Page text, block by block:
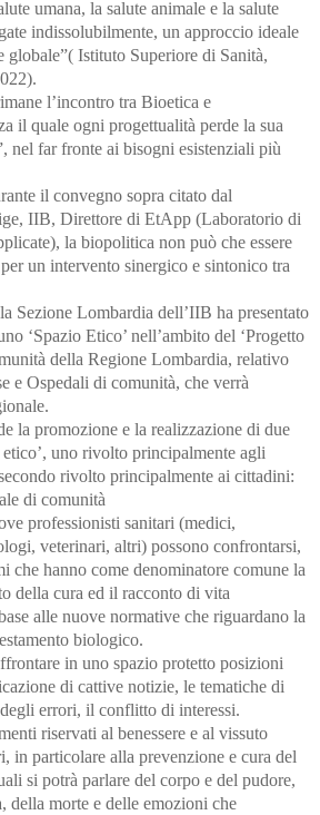
umana, la salute animale e la salute
indissolubilmente, un approccio ideale
globale”( Istituto Superiore di Sanità,
l’incontro tra Bioetica e
il quale ogni progettualità perde la sua
nel far fronte ai bisogni esistenziali più
il convegno sopra citato dal
IIB, Direttore di EtApp (Laboratorio di
la biopolitica non può che essere
un intervento sinergico e sintonico tra
Sezione Lombardia dell’IIB ha presentato
‘Spazio Etico’ nell’ambito del ‘Progetto
della Regione Lombardia, relativo
e Ospedali di comunità, che verrà
la promozione e la realizzazione di due
uno rivolto principalmente agli
rivolto principalmente ai cittadini:
di comunità
professionisti sanitari (medici,
veterinari, altri) possono confrontarsi,
che hanno come denominatore comune la
della cura ed il racconto di vita
alle nuove normative che riguardano la
biologico.
in uno spazio protetto posizioni
di cattive notizie, le tematiche di
errori, il conflitto di interessi.
riservati al benessere e al vissuto
in particolare alla prevenzione e cura del
si potrà parlare del corpo e del pudore,
della morte e delle emozioni che